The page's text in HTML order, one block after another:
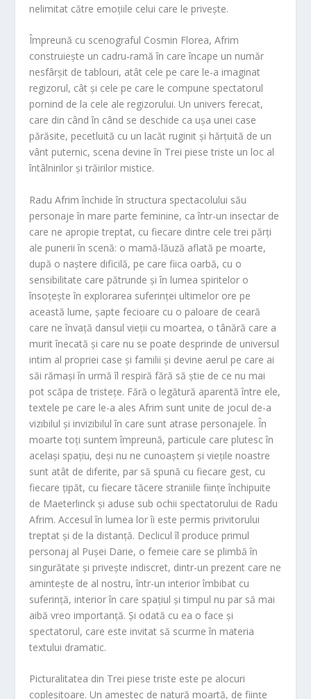
nelimitat către emoțiile celui care le privește.
Împreună cu scenograful Cosmin Florea,Afrim
construiește un cadru-ramă în care încape un număr
nesfârșit de tablouri, atât cele pe care le-a imaginat
regizorul, cât și cele pe care le compune spectatorul
pornind de la cele ale regizorului. Un univers ferecat,
care din când în când se deschide ca ușa unei case
părăsite, pecetluită cu un lacăt ruginit și hărțuită de un
vânt puternic, scena devine în Trei piese triste un loc al
întâlnirilor și trăirilor mistice.
Radu Afrim închide în structura spectacolului său
personaje în mare parte feminine, ca într-un insectar de
care ne apropie treptat, cu fiecare dintre cele trei părți
ale punerii în scenă: o mamă-lăuză aflată pe moarte,
după o naștere dificilă, pe care fiica oarbă, cu o
sensibilitate care pătrunde și în lumea spiritelor o
însoțește în explorarea suferinței ultimelor ore pe
această lume, șapte fecioare cu o paloare de ceară
care ne învață dansul vieții cu moartea, o tânără care a
murit înecată și care nu se poate desprinde de universul
intim al propriei case și familii și devine aerul pe care ai
săi rămași în urmă îl respiră fără să știe de ce nu mai
pot scăpa de tristețe. Fără o legătură aparentă între ele,
textele pe care le-a ales Afrim sunt unite de jocul de-a
vizibilul și invizibilul în care sunt atrase personajele. În
moarte toți suntem împreună, particule care plutesc în
același spațiu, deși nu ne cunoaștem și viețile noastre
sunt atât de diferite, par să spună cu fiecare gest, cu
fiecare țipăt, cu fiecare tăcere straniile ființe închipuite
de Maeterlinck și aduse sub ochii spectatorului de Radu
Afrim. Accesul în lumea lor îi este permis privitorului
treptat și de la distanță. Declicul îl produce primul
personaj al Pușei Darie, o femeie care se plimbă în
singurătate și privește indiscret, dintr-un prezent care ne
amintește de al nostru, într-un interior îmbibat cu
suferință, interior în care spațiul și timpul nu par să mai
aibă vreo importanță. Și odată cu ea o face și
spectatorul, care este invitat să scurme în materia
textului dramatic.
Picturalitatea din Trei piese triste este pe alocuri
copleșitoare. Un amestec de natură moartă, de ființe